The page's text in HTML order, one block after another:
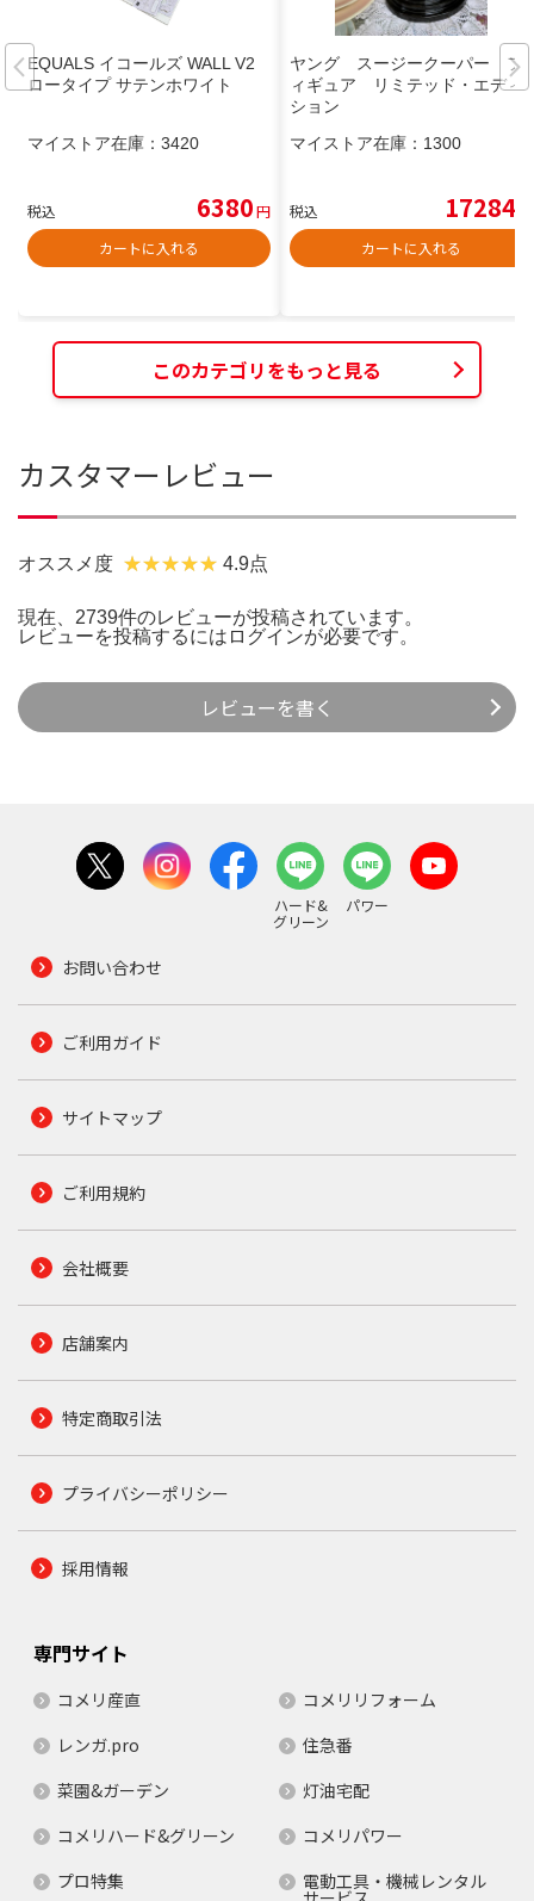
EQUALS イコールズ WALL V2
ロータイプ サテンホワイト
マイストア在庫： 3420
税込 6380円
カートに入れる
ヤング スージークーパー フ
ィギュア リミテッド・エディ
ション
マイストア在庫： 1300
税込 17284
カートに入れる
このカテゴリをもっと見る
カスタマーレビュー
オススメ度 4.9点
現在、2739件のレビューが投稿されています。
レビューを投稿するには ログインが必要です。
レビューを書く
ハード&
グリーン
パワー
お問い合わせ
ご利用ガイド
サイトマップ
ご利用規約
会社概要
店舗案内
特定商取引法
プライバシーポリシー
採用情報
専門サイト
コメリ産直
コメリリフォーム
レンガ.pro
住急番
菜園&ガーデン
灯油宅配
コメリハード&グリーン
コメリパワー
プロ特集
電動工具・機械レンタル